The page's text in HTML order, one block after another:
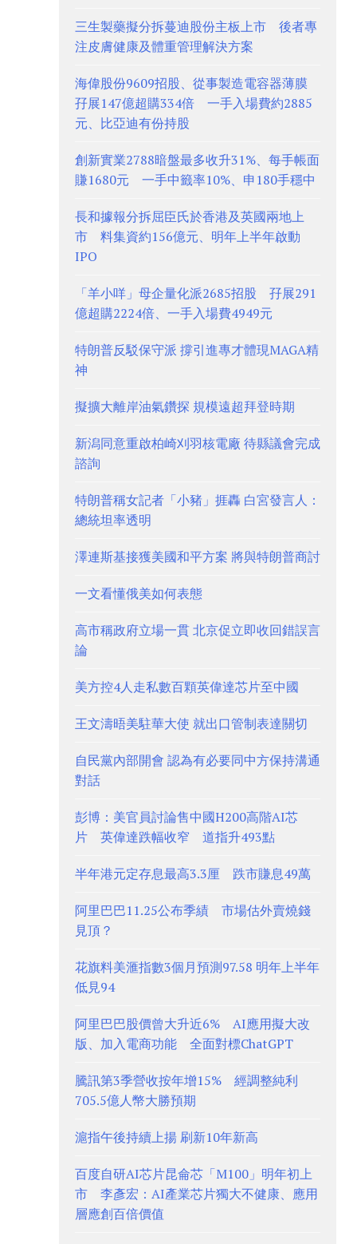
三生製藥擬分拆蔓迪股份主板上市 後者專
注皮膚健康及體重管理解決方案
海偉股份9609招股、從事製造電容器薄膜
孖展147億超購334倍 一手入場費約2885
元、比亞迪有份持股
創新實業2788暗盤最多收升31%、每手帳面
賺1680元 一手中籤率10%、申180手穩中
長和據報分拆屈臣氏於香港及英國兩地上
市 料集資約156億元、明年上半年啟動
IPO
「羊小咩」母企量化派2685招股 孖展291
億超購2224倍、一手入場費4949元
特朗普反駁保守派 撐引進專才體現MAGA精
神
擬擴大離岸油氣鑽探 規模遠超拜登時期
新潟同意重啟柏崎刈羽核電廠 待縣議會完成
諮詢
特朗普稱女記者「小豬」捱轟 白宮發言人：
總統坦率透明
澤連斯基接獲美國和平方案 將與特朗普商討
一文看懂俄美如何表態
高市稱政府立場一貫 北京促立即收回錯誤言
論
美方控4人走私數百顆英偉達芯片至中國
王文濤晤美駐華大使 就出口管制表達關切
自民黨內部開會 認為有必要同中方保持溝通
對話
彭博：美官員討論售中國H200高階AI芯
片 英偉達跌幅收窄 道指升493點
半年港元定存息最高3.3厘 跌市賺息49萬
阿里巴巴11.25公布季績 市場估外賣燒錢
見頂？
花旗料美滙指數3個月預測97.58 明年上半年
低見94
阿里巴巴股價曾大升近6% AI應用擬大改
版、加入電商功能 全面對標ChatGPT
騰訊第3季營收按年增15% 經調整純利
705.5億人幣大勝預期
滬指午後持續上揚 刷新10年新高
百度自研AI芯片昆侖芯「M100」明年初上
市 李彥宏：AI產業芯片獨大不健康、應用
層應創百倍價值